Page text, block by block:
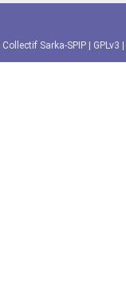
Collectif Sarka-SPIP GPLv3